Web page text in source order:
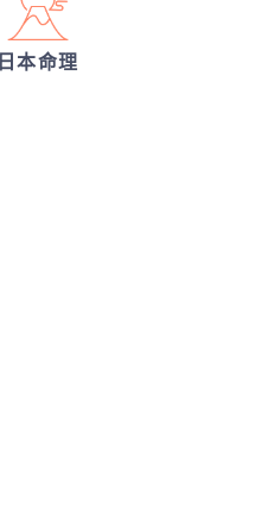
日本命理